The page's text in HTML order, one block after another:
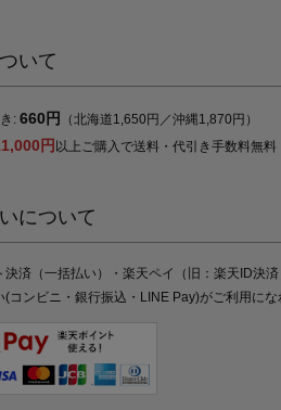
いて
: 660円
（北海道1,650円／沖縄1,870円）
円 以上ご購入で送料・代引き手数料無料
について
決済（一括払い）・楽天ペイ（旧：楽天ID決済
(コンビニ・銀行振込・LINE Pay)がご利用にな